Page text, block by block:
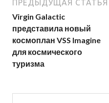
ПРЕДЫДУЩАЯ СТАТЬЯ
Virgin Galactic
представила новый
космоплан VSS Imagine
для космического
туризма